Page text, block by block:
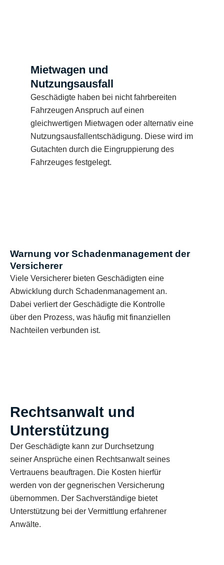
Mietwagen und
Nutzungsausfall
Geschädigte haben bei nicht fahrbereiten
Fahrzeugen Anspruch auf einen
gleichwertigen Mietwagen oder alternativ eine
Nutzungsausfallentschädigung. Diese wird im
Gutachten durch die Eingruppierung des
Fahrzeuges festgelegt.
Warnung vor Schadenmanagement der
Versicherer
Viele Versicherer bieten Geschädigten eine
Abwicklung durch Schadenmanagement an.
Dabei verliert der Geschädigte die Kontrolle
über den Prozess, was häufig mit finanziellen
Nachteilen verbunden ist.
Rechtsanwalt und
Unterstützung
Der Geschädigte kann zur Durchsetzung
seiner Ansprüche einen Rechtsanwalt seines
Vertrauens beauftragen. Die Kosten hierfür
werden von der gegnerischen Versicherung
übernommen. Der Sachverständige bietet
Unterstützung bei der Vermittlung erfahrener
Anwälte.